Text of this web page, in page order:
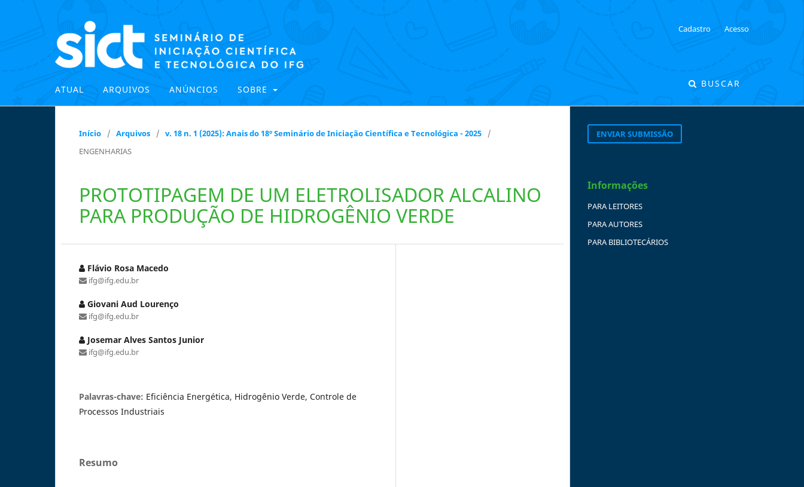
ATUAL ARQUIVOS ANÚNCIOS SOBRE
BUSCAR
Cadastro Acesso
Início / Arquivos / v. 18 n. 1 (2025): Anais do 18º Seminário de Iniciação Científica e Tecnológica - 2025
/
ENGENHARIAS
PROTOTIPAGEM DE UM ELETROLISADOR ALCALINO
PARA PRODUÇÃO DE HIDROGÊNIO VERDE
Flávio Rosa Macedo
ifg@ifg.edu.br
Giovani Aud Lourenço
ifg@ifg.edu.br
Josemar Alves Santos Junior
ifg@ifg.edu.br
Palavras-chave: Eficiência Energética, Hidrogênio Verde, Controle de
Processos Industriais
Resumo
ENVIAR SUBMISSÃO
Informações
PARA LEITORES
PARA AUTORES
PARA BIBLIOTECÁRIOS